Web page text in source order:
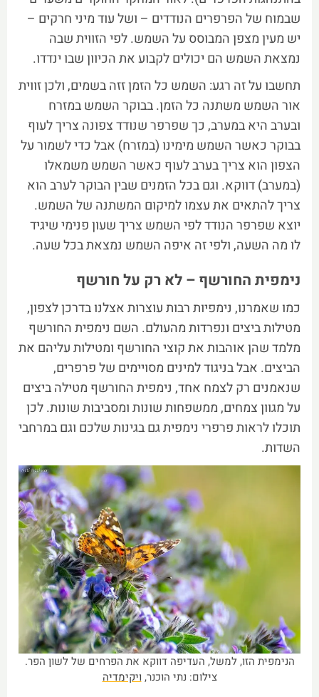
שבמוח של הפרפרים הנודדים – ושל עוד מיני חרקים –
יש מעין מצפן המבוסס על השמש. לפי הזווית שבה
נמצאת השמש הם יכולים לקבוע את הכיוון שבו ינדדו.
תחשבו על זה רגע: השמש כל הזמן זזה בשמים, ולכן זווית
אור השמש משתנה כל הזמן. בבוקר השמש במזרח
ובערב היא במערב, כך שפרפר שנודד צפונה צריך לעוף
בבוקר כאשר השמש מימינו (במזרח) אבל כדי לשמור על
הצפון הוא צריך בערב לעוף כאשר השמש משמאלו
(במערב) דווקא. וגם בכל הזמנים שבין הבוקר לערב הוא
צריך להתאים את עצמו למיקום המשתנה של השמש.
יוצא שפרפר הנודד לפי השמש צריך שעון פנימי שיגיד
לו מה השעה, ולפי זה איפה השמש נמצאת בכל שעה.
נימפית החורשף – לא רק על חורשף
כמו שאמרנו, נימפיות רבות עוצרות אצלנו בדרכן לצפון,
מטילות ביצים ונפרדות מהעולם. השם נימפית החורשף
מלמד שהן אוהבות את קוצי החורשף ומטילות עליהם את
הביצים. אבל בניגוד למינים מסויימים של פרפרים,
שנאמנים רק לצמח אחד, נימפית החורשף מטילה ביצים
על מגוון צמחים, ממשפחות שונות ומסביבות שונות. לכן
תוכלו לראות פרפרי נימפית גם בגינות שלכם וגם במרחבי
השדות.
הנימפית הזו, למשל, העדיפה דווקא את הפרחים של לשון הפר.
צילום: נתי הוכנר, ויקימדיה